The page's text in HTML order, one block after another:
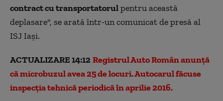
contract cu transportatorulpentru această
deplasare", se arată într-un comunicat de presă al
ISJ Iași.
ACTUALIZARE 14:12Registrul Auto Român anunță
că microbuzul avea 25 de locuri. Autocarul făcuse
inspecția tehnică periodică în aprilie 2016.